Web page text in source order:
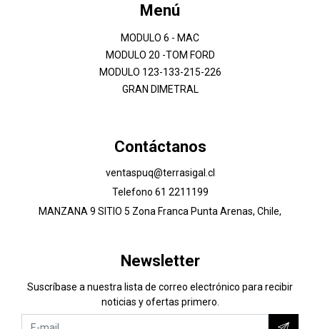
Menú
MODULO 6 - MAC
MODULO 20 -TOM FORD
MODULO 123-133-215-226
GRAN DIMETRAL
Contáctanos
ventaspuq@terrasigal.cl
Telefono 61 2211199
MANZANA 9 SITIO 5 Zona Franca Punta Arenas, Chile,
Newsletter
Suscríbase a nuestra lista de correo electrónico para recibir
noticias y ofertas primero.